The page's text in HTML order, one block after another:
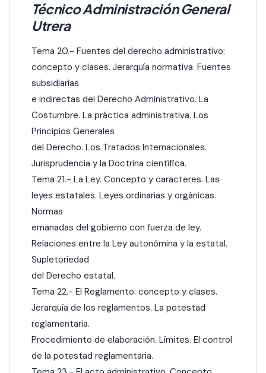
Técnico Administración General
Utrera
Tema 20.- Fuentes del derecho administrativo:
concepto y clases. Jerarquía normativa. Fuentes
subsidiarias
e indirectas del Derecho Administrativo. La
Costumbre. La práctica administrativa. Los
Principios Generales
del Derecho. Los Tratados Internacionales.
Jurisprudencia y la Doctrina científica.
Tema 21.- La Ley. Concepto y caracteres. Las
leyes estatales. Leyes ordinarias y orgánicas.
Normas
emanadas del gobierno con fuerza de ley.
Relaciones entre la Ley autonómina y la estatal.
Supletoriedad
del Derecho estatal.
Tema 22.- El Reglamento: concepto y clases.
Jerarquía de los reglamentos. La potestad
reglamentaria.
Procedimiento de elaboración. Límites. El control
de la potestad reglamentaria.